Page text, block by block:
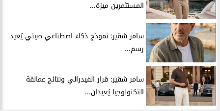
المستثمرين ميزة...
سامر شقير: نموذج ذكاء اصطناعي صيني يُعيد
رسم...
سامر شقير: قرار الفيدرالي ونتائج عمالقة
التكنولوجيا يُعيدان...